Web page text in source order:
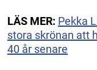
LÄS MER: Pekka
stora skrönan att
40 år senare